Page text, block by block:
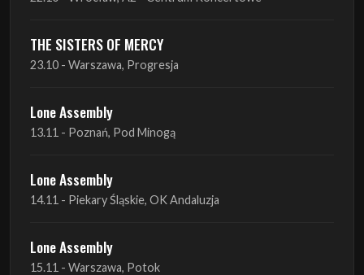
THE SISTERS OF MERCY
23.10 - Warszawa, Progresja
Lone Assembly
13.11 - Poznań, Pod Minogą
Lone Assembly
14.11 - Piekary Śląskie, OK Andaluzja
Lone Assembly
15.11 - Warszawa, Potok